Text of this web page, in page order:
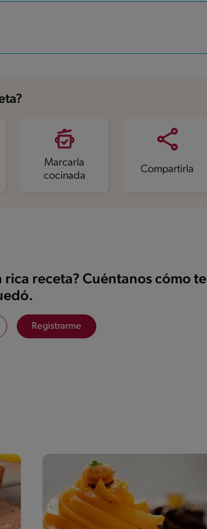
Marcarla
cocinada
Compartirla
receta? Cuéntanos cómo te
Registrarme